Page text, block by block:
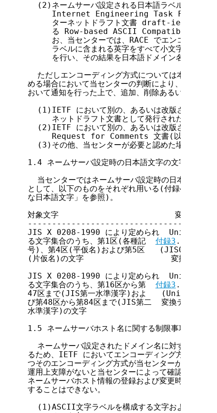
(2)ネームサーバ設定される日本語ラベルのエンコ
Internet Engineering Task Force (以
ターネットドラフト文書 draft-ietf-
る Row-based ASCII Compatible
お、当センターでは、RACE でエンコーディン
ラベルに含まれる英字をすべて小文字に変換し
を行い、その結果を日本語ドメイン名としてネ
ただしエンコーディング方式については本技術細
める場合において当センターの判断により、当セン
おいて通知を行った上で、追加、削除あるいは変更さ
(1)IETF において別の、あるいは改版されたエン
     ネットドラフト文書として発行された場合
(2)IETF において別の、あるいは改版されたエン
Request for Comments 文書(以下 RFC 文
  (3)その他、当センターが必要と認めた場合
1.4 ネームサーバ設定時の日本語文字の文字コード
当センターではネームサーバ設定時の日本語文字
として、以下のものをそれぞれ用いる(付録4.1「日
な日本語文字」を参照)。
対象文字                        変換対応表
JIS X 0208-1990 により定められ  Unicode
る文字集合のうち、第1区(各種記 付録3 .1に引用
号)、第4区(平仮名)および第5区
(片仮名)の文字                  変換テーブル
JIS X 0208-1990 により定められ  Unicode
る文字集合のうち、第16区から第 付録3 .2に引用
47区まで(JIS第一水準漢字)およ   (Unihan.txt)
び第48区から第84区まで(JIS第二  変換テーブル
水準漢字)の文字
1.5 ネームサーバホスト名に関する制限事項
ネームサーバ設定されたドメイン名に対するイン
るため、IETF においてエンコーディング方式が
つそのエンコーディング方式が当センターが管理す
運用上支障がないと当センターによって確認される
ネームサーバホスト情報の登録および変更時に以下
することはできない。
(1)ASCII文字ラベルを構成する文字およびピリ